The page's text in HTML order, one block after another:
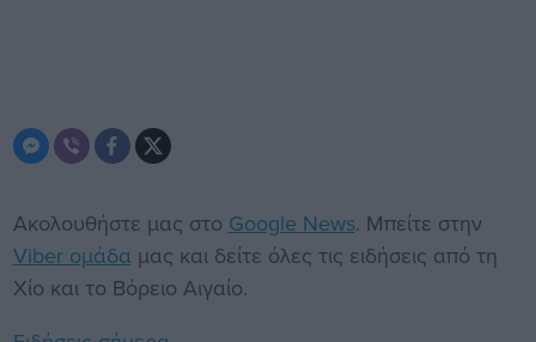
Ακολουθήστε μας στο Google News. Μπείτε στην
Viber ομάδα μας και δείτε όλες τις ειδήσεις από τη
Χίο και το Βόρειο Αιγαίο.